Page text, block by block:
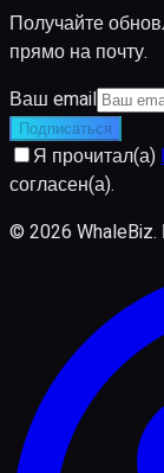
Получайте
прямо на почту.
Ваш email
Подписаться
Я прочитал(а)
согласен(а).
© 2026 WhaleBiz.